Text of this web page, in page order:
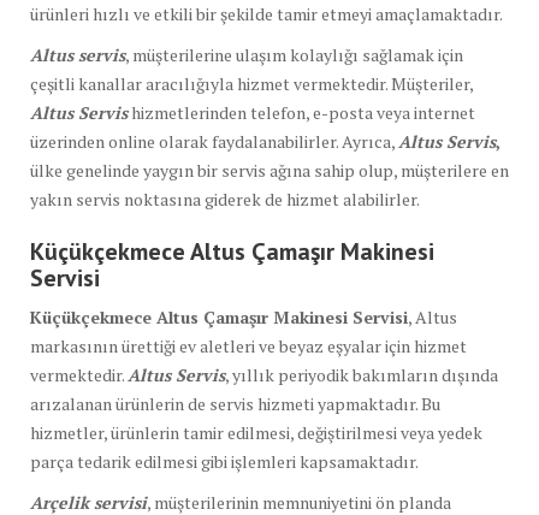
ürünleri hızlı ve etkili bir şekilde tamir etmeyi amaçlamaktadır.
Altus servis, müşterilerine ulaşım kolaylığı sağlamak için
çeşitli kanallar aracılığıyla hizmet vermektedir. Müşteriler,
Altus Servishizmetlerinden telefon, e-posta veya internet
üzerinden online olarak faydalanabilirler. Ayrıca, Altus Servis,
ülke genelinde yaygın bir servis ağına sahip olup, müşterilere en
yakın servis noktasına giderek de hizmet alabilirler.
Küçükçekmece Altus Çamaşır Makinesi
Servisi
Küçükçekmece Altus Çamaşır Makinesi Servisi, Altus
markasının ürettiği ev aletleri ve beyaz eşyalar için hizmet
vermektedir. Altus Servis, yıllık periyodik bakımların dışında
arızalanan ürünlerin de servis hizmeti yapmaktadır. Bu
hizmetler, ürünlerin tamir edilmesi, değiştirilmesi veya yedek
parça tedarik edilmesi gibi işlemleri kapsamaktadır.
Arçelik servisi, müşterilerinin memnuniyetini ön planda